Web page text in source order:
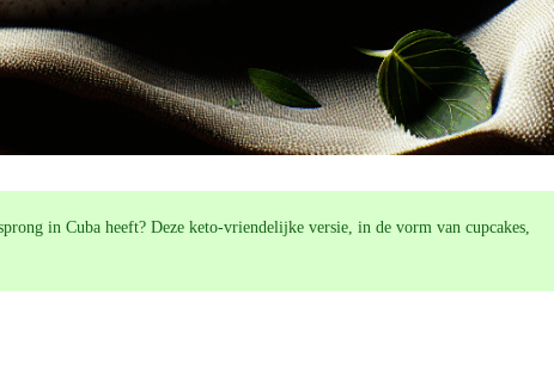
in Cuba heeft? Deze keto-vriendelijke versie, in de vorm van cupcakes,